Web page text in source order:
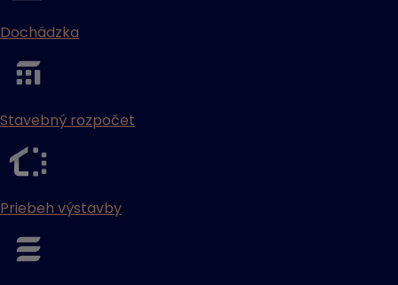
Dochádzka
Stavebný rozpočet
Priebeh výstavby